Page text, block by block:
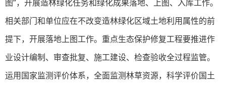
图”，开展造林绿化任务和绿化成果落地、上图、入库工作。
相关部门和单位应在不改变造林绿化区域土地利用属性的前
提下，开展落地上图工作。重点生态保护修复工程要推进作
业设计编制、审查批复、施工建设、检查验收全过程监管。
运用国家监测评价体系，全面监测林草资源，科学评价国土